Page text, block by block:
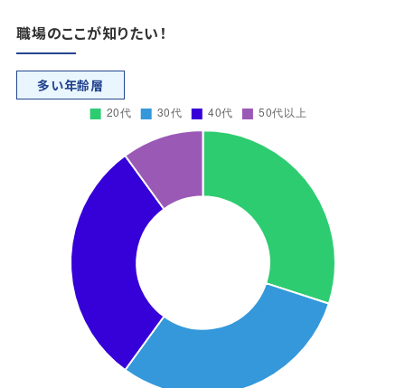
職場のここが知りたい！
多い年齢層